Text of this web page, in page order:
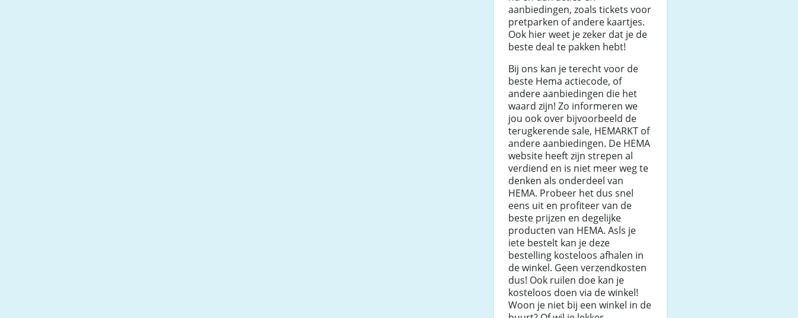
aanbiedingen, zoals tickets voor
pretparken of andere kaartjes.
Ook hier weet je zeker dat je de
beste deal te pakken hebt!
Bij ons kan je terecht voor de
beste Hema actiecode, of
andere aanbiedingen die het
waard zijn! Zo informeren we
jou ook over bijvoorbeeld de
terugkerende sale, HEMARKT of
andere aanbiedingen. De HEMA
website heeft zijn strepen al
verdiend en is niet meer weg te
denken als onderdeel van
HEMA. Probeer het dus snel
eens uit en profiteer van de
beste prijzen en degelijke
producten van HEMA. Asls je
iete bestelt kan je deze
bestelling kosteloos afhalen in
de winkel. Geen verzendkosten
dus! Ook ruilen doe kan je
kosteloos doen via de winkel!
Woon je niet bij een winkel in de